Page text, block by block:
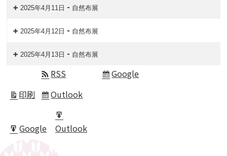
2025年4月11日 - 自然布展
2025年4月12日 - 自然布展
2025年4月13日 - 自然布展
印刷
表
RSS
Subscribe
Google
Subscribe
Outlook
Export
Google
for
Outlook